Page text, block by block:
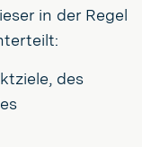
in der Regel
des